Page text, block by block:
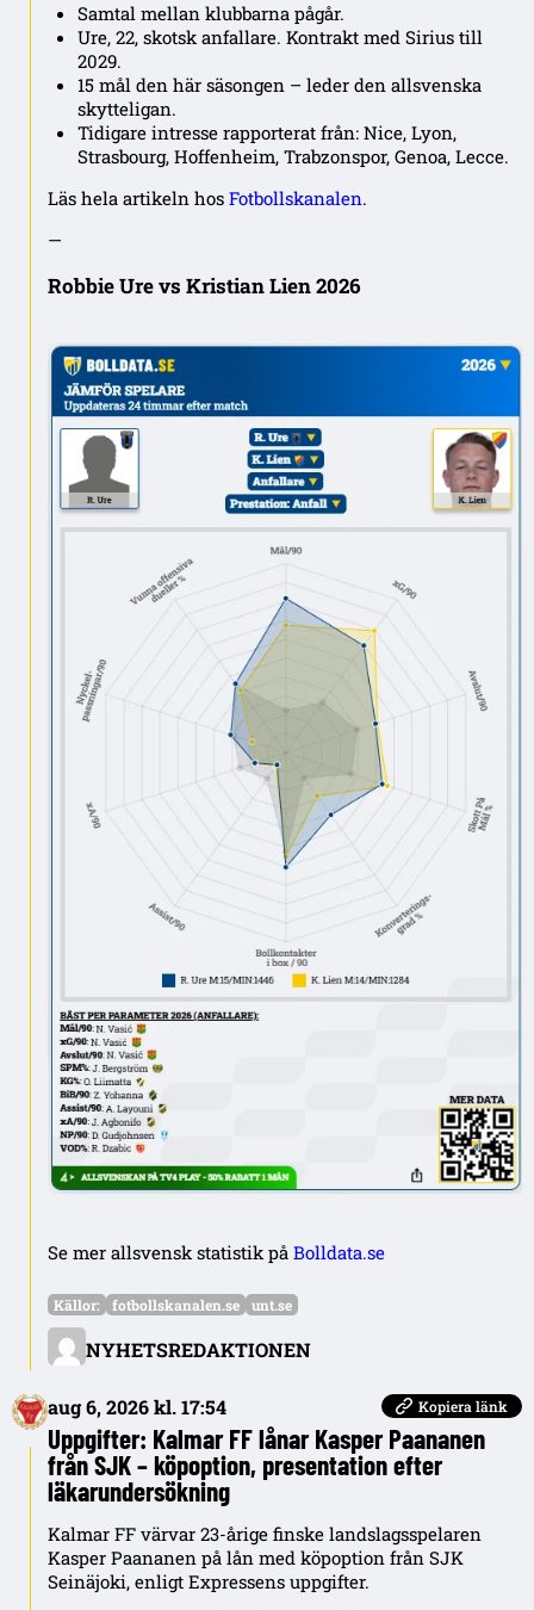
Samtal mellan klubbarna pågår.
Ure, 22, skotsk anfallare. Kontrakt med Sirius till
2029.
15 mål den här säsongen – leder den allsvenska
skytteligan.
Tidigare intresse rapporterat från: Nice, Lyon,
Strasbourg, Hoffenheim, Trabzonspor, Genoa, Lecce.
Läs hela artikeln hos Fotbollskanalen.
—
Robbie Ure vs Kristian Lien 2026
Se mer allsvensk statistik på Bolldata.se
NYHETSREDAKTIONEN
Källor: fotbollskanalen.se unt.se
aug 6, 2026 kl. 17:54 Kopiera länk
Uppgifter: Kalmar FF lånar Kasper Paananen
från SJK – köpoption, presentation efter
läkarundersökning
Kalmar FF värvar 23-årige finske landslagsspelaren
Kasper Paananen på lån med köpoption från SJK
Seinäjoki, enligt Expressens uppgifter.